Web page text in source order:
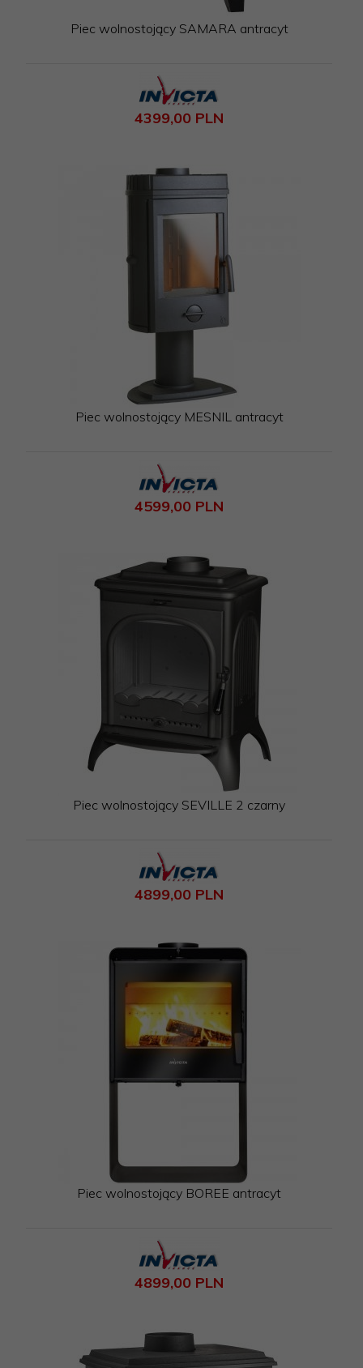
Piec wolnostojący SAMARA antracyt
4399,00 PLN
Piec wolnostojący MESNIL antracyt
4599,00 PLN
Piec wolnostojący SEVILLE 2 czarny
4899,00 PLN
Piec wolnostojący BOREE antracyt
4899,00 PLN